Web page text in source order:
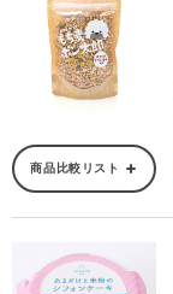
商品比較リスト